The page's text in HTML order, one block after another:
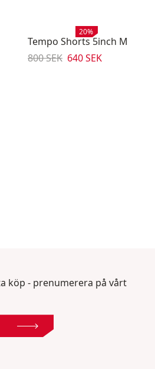
Rea:
20%
Tempo Shorts 5inch M
Originalpris:
800 SEK Reapris:
640 SEK
köp - prenumerera på vårt